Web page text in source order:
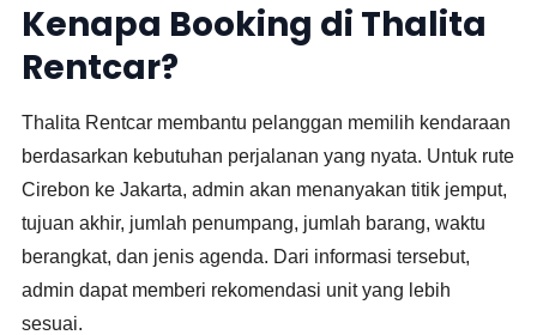
Kenapa Booking di Thalita
Rentcar?
Thalita Rentcar membantu pelanggan memilih kendaraan
berdasarkan kebutuhan perjalanan yang nyata. Untuk rute
Cirebon ke Jakarta, admin akan menanyakan titik jemput,
tujuan akhir, jumlah penumpang, jumlah barang, waktu
berangkat, dan jenis agenda. Dari informasi tersebut,
admin dapat memberi rekomendasi unit yang lebih
sesuai.